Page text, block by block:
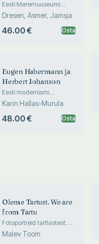
Eesti Meremuuseumi
kunstikogu. The Art
Collection of the Estonian
Maritime Museum
Dresen, Asmer, Jamsja
46.00 € Osta
Eugen Habermann ja
Herbert Johanson
Eesti modernismi
klassikud
Karin Hallas-Murula
48.00 € Osta
Oleme Tartust. We are
from Tartu
Fotoportreid tartlastest.
Photographic Portraits
Malev Toom